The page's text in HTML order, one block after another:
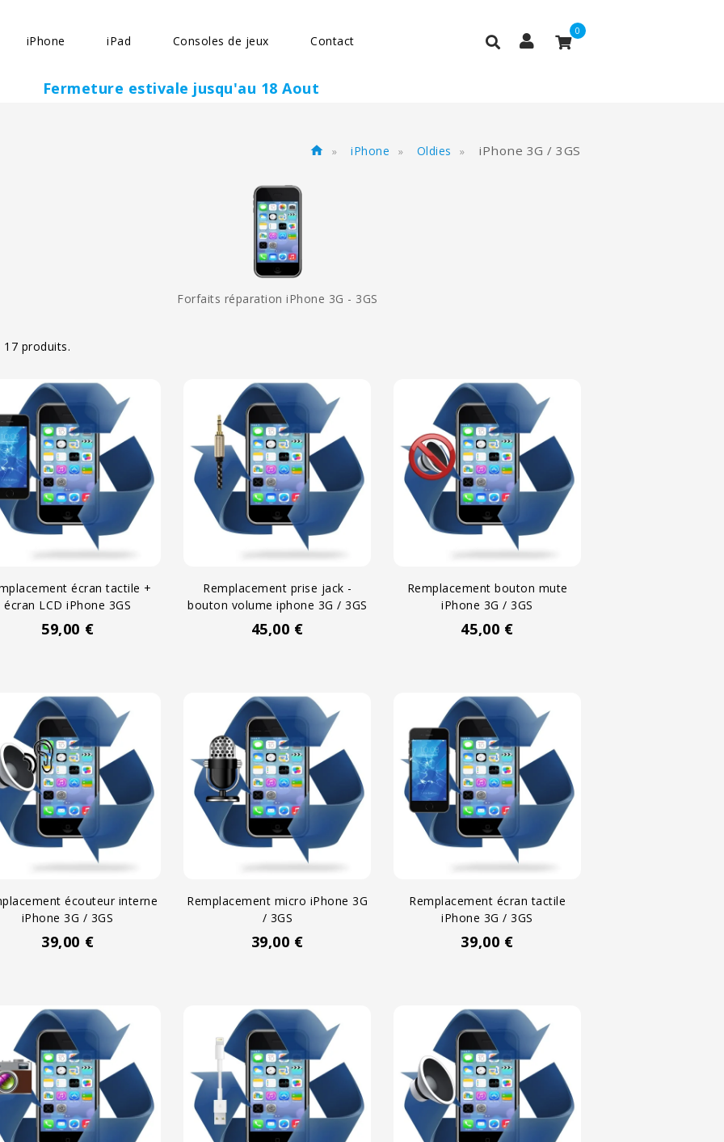
iPhone iPad Consoles de jeux Contact
0
Fermeture estivale jusqu'au 18 Aout
home iPhone Oldies iPhone 3G / 3GS
Forfaits réparation iPhone 3G - 3GS
17 produits.
écran tactile +
écran LCD iPhone 3GS
59,00 €
Remplacement prise jack -
bouton volume iphone 3G / 3GS
45,00 €
Remplacement bouton mute
iPhone 3G / 3GS
45,00 €
écouteur interne
iPhone 3G / 3GS
39,00 €
Remplacement micro iPhone 3G
/ 3GS
39,00 €
Remplacement écran tactile
iPhone 3G / 3GS
39,00 €